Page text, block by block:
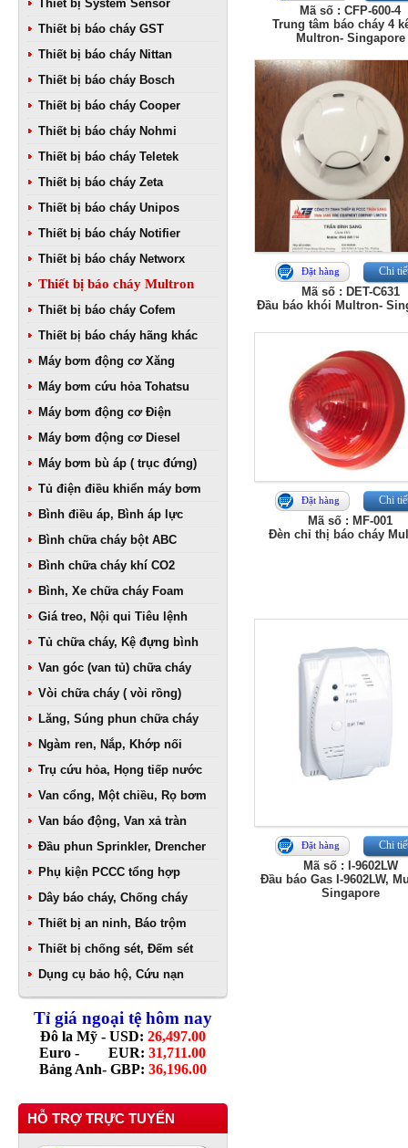
Thiết bị System Sensor
Thiết bị báo cháy GST
Thiết bị báo cháy Nittan
Thiết bị báo cháy Bosch
Thiết bị báo cháy Cooper
Thiết bị báo cháy Nohmi
Thiết bị báo cháy Teletek
Thiết bị báo cháy Zeta
Thiết bị báo cháy Unipos
Thiết bị báo cháy Notifier
Thiết bị báo cháy Networx
Thiết bị báo cháy Multron
Thiết bị báo cháy Cofem
Thiết bị báo cháy hãng khác
Máy bơm động cơ Xăng
Máy bơm cứu hỏa Tohatsu
Máy bơm động cơ Điện
Máy bơm động cơ Diesel
Máy bơm bù áp ( trục đứng)
Tủ điện điều khiển máy bơm
Bình điều áp, Bình áp lực
Bình chữa cháy bột ABC
Bình chữa cháy khí CO2
Bình, Xe chữa cháy Foam
Giá treo, Nội qui Tiêu lệnh
Tủ chữa cháy, Kệ đựng bình
Van góc (van tủ) chữa cháy
Vòi chữa cháy ( vòi rồng)
Lăng, Súng phun chữa cháy
Ngàm ren, Nắp, Khớp nối
Trụ cứu hỏa, Họng tiếp nước
Van cổng, Một chiều, Rọ bơm
Van báo động, Van xả tràn
Đầu phun Sprinkler, Drencher
Phụ kiện PCCC tổng hợp
Dây báo cháy, Chống cháy
Thiết bị an ninh, Báo trộm
Thiết bị chống sét, Đếm sét
Dụng cụ bảo hộ, Cứu nạn
Tỉ giá ngoại tệ hôm nay
Đô la Mỹ - USD: 26,497.00
Euro - EUR: 31,711.00
Bảng Anh- GBP: 36,196.00
HỖ TRỢ TRỰC TUYẾN
Mã số : CFP-600-4
Trung tâm báo cháy 4
Multron- Singapore
Đặt hàng Chi
Mã số : DET-C631
Đầu báo khói Multron-
Đặt hàng Chi
Mã số : MF-001
Đèn chỉ thị báo cháy
Đặt hàng Chi
Mã số : I-9602LW
Đầu báo Gas I-9602LW,
Singapore